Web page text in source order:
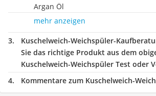
Argan Öl
mehr anzeigen
Kuschelweich-Weichspüler-
Sie das richtige Produkt aus dem
Kuschelweich-Weichspüler Test oder
Kommentare zum Kuschelweich-